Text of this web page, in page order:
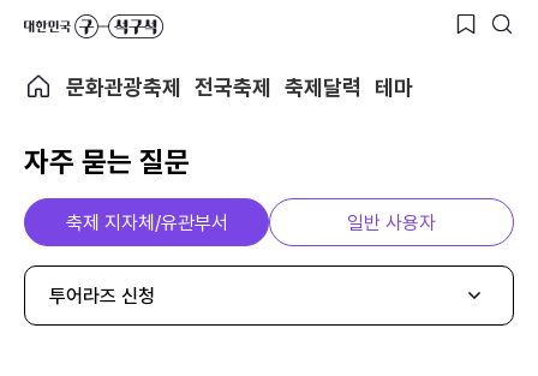
문화관광축제 전국축제 축제달력 테마
자주 묻는 질문
축제 지자체/유관부서 일반 사용자
투어라즈 신청